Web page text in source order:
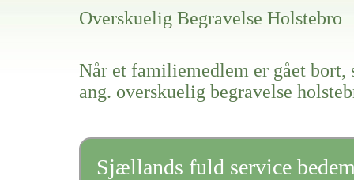
Overskuelig Begravelse Holstebro
Når et familiemedlem er gået bort,
ang. overskuelig begravelse
Sjællands fuld service